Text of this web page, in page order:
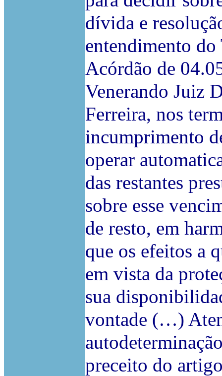
dívida e
entendimento
Acórdão de
Venerando Juiz
Ferreira, nos
incumprimento
operar
das restantes
sobre esse
de resto, em
que os efeitos a
em vista da
sua
vontade (…)
preceito do